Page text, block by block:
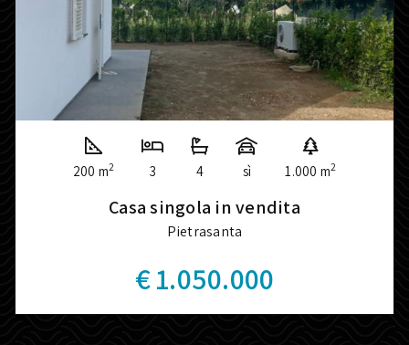
200 m2 3 4 sì 1.000 m2
Casa singola in vendita
Pietrasanta
€ 1.050.000